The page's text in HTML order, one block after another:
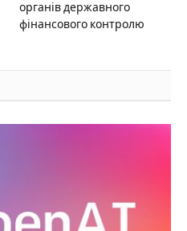
органів державного
фінансового контролю